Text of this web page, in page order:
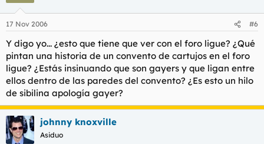
El silencio y la soledad les hace vivir ensimismados en continuo
diálogo interior. A través de sus ojos se trasluce al exterior la
potente personalidad que el silencio y la soledad han ido
esculpiendo y pulimentando. Dicen que fue el pintor Zurbarán
quien mejor supo retratar la experiencia mística de estos
hombres extraños (en el Gugenheim(?) de Nueva York hay
ahora algunos zurbaranes junto a otros cuadros de los mejores
pintores españoles de todos los tiempos).
Me fascinan los tiempos en los que muchos hombres y mujeres
sintieron una atracción irresistible por la vida monástica. Hoy
esa vocación nos parece absolutamente anacrónica o
disparatada, pero no me extrañaría que muy pronto
17 Nov 2006 #6
Y digo yo... ¿esto que tiene que ver con el foro ligue? ¿Qué
pintan una historia de un convento de cartujos en el foro
ligue? ¿Estás insinuando que son gayers y que ligan entre
ellos dentro de las paredes del convento? ¿Es esto un hilo
de sibilina apología gayer?
johnny knoxville
Asiduo